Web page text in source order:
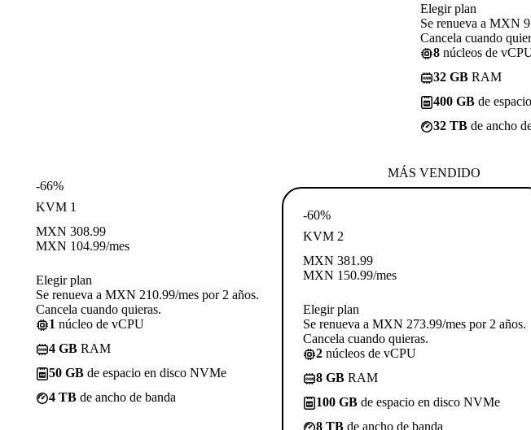
Elegir plan
Se renueva a MXN
Cancela cuando
8 núcleos de
32 GB RAM
400 GB de
32 TB de ancho
-66%
KVM 1
MXN 308.99
MXN 104.99/mes
Elegir plan
Se renueva a MXN 210.99/mes por 2 años.
Cancela cuando quieras.
1 núcleo de vCPU
4 GB RAM
50 GB de espacio en disco NVMe
4 TB de ancho de banda
MÁS VENDIDO
-60%
KVM 2
MXN 381.99
MXN 150.99/mes
Elegir plan
Se renueva a MXN 273.99/mes por 2 años.
Cancela cuando quieras.
2 núcleos de vCPU
8 GB RAM
100 GB de espacio en disco NVMe
8 TB de ancho de banda